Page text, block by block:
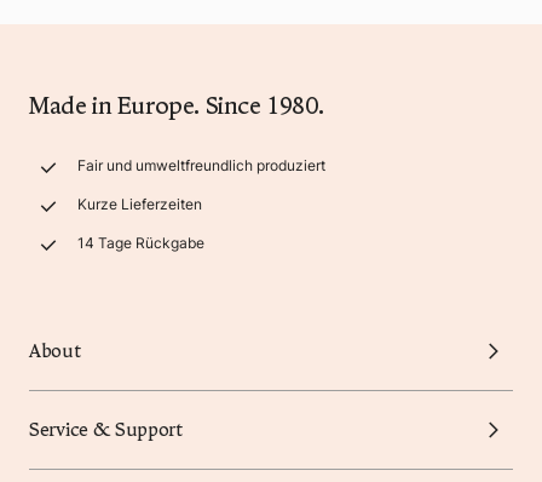
Made in Europe. Since 1980.
Fair und umweltfreundlich produziert
Kurze Lieferzeiten
14 Tage Rückgabe
About
Service & Support